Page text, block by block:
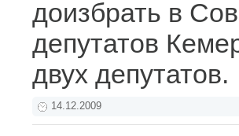
доизбрать в
депутатов
двух депутатов.
14.12.2009